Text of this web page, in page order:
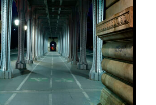
AJOUTER AU PANIER